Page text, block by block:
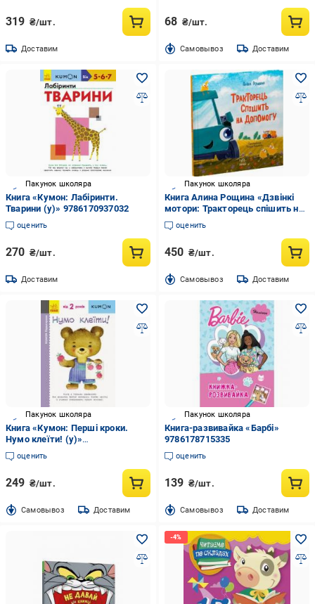
319 ₴/шт.
Доставим
68 ₴/шт.
Cамовывоз Доставим
Пакунок школяра
Книга «Кумон: Лабіринти.
Тварини (у)» 9786170937032
оценить
270 ₴/шт.
Доставим
Пакунок школяра
Книга Алина Рощина «Дзвінкі
мотори: Тракторець спішить на
допомогу» 978-617-09-9340-3
оценить
450 ₴/шт.
Cамовывоз Доставим
Пакунок школяра
Книга «Кумон: Перші кроки.
Нумо клеїти! (у)»
9786170937070
оценить
249 ₴/шт.
Cамовывоз Доставим
Пакунок школяра
Книга-развивайка «Барбі»
9786178715335
оценить
139 ₴/шт.
Cамовывоз Доставим